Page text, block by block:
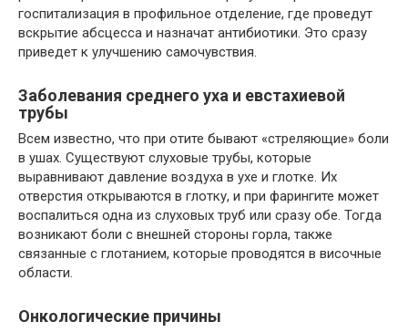
госпитализация в профильное отделение, где проведут
вскрытие абсцесса и назначат антибиотики. Это сразу
приведет к улучшению самочувствия.
Заболевания среднего уха и евстахиевой
трубы
Всем известно, что при отите бывают «стреляющие» боли
в ушах. Существуют слуховые трубы, которые
выравнивают давление воздуха в ухе и глотке. Их
отверстия открываются в глотку, и при фарингите может
воспалиться одна из слуховых труб или сразу обе. Тогда
возникают боли с внешней стороны горла, также
связанные с глотанием, которые проводятся в височные
области.
Онкологические причины